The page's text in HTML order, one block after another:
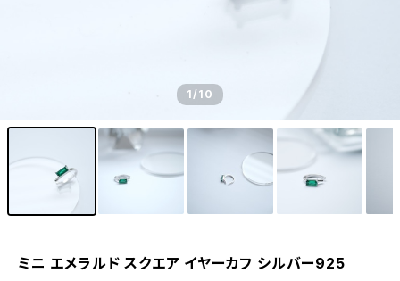
1/10
ミニ エメラルド スクエア イヤーカフ シルバー925